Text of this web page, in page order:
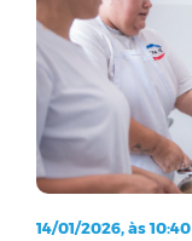
14/01/2026, às 10:40